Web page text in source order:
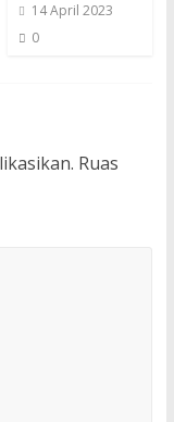
14 April 2023
0
Ruas